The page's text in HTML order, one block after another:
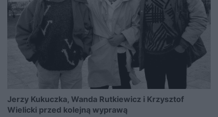
Jerzy Kukuczka, Wanda Rutkiewicz i Krzysztof
Wielicki przed kolejną wyprawą